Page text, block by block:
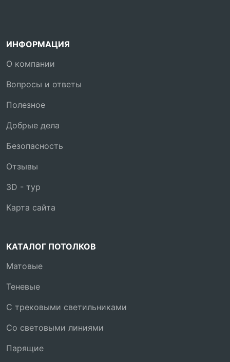
ИНФОРМАЦИЯ
О компании
Вопросы и ответы
Полезное
Добрые дела
Безопасность
Отзывы
3D - тур
Карта сайта
КАТАЛОГ ПОТОЛКОВ
Матовые
Теневые
С трековыми светильниками
Со световыми линиями
Парящие